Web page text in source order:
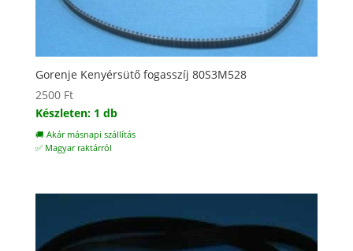
Gorenje Kenyérsütő fogasszíj 80S3M528
2500 Ft
Készleten: 1 db
🚚 Akár másnapi szállítás
✅ Magyar raktárról